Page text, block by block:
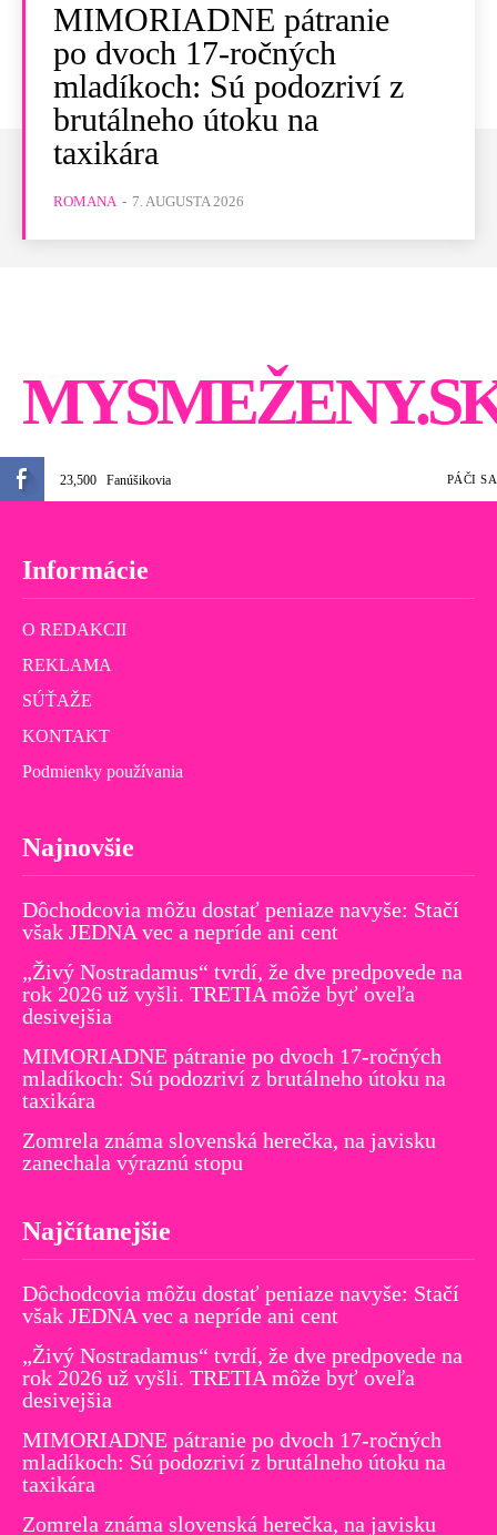
MIMORIADNE pátranie
po dvoch 17-ročných
mladíkoch: Sú podozriví z
brutálneho útoku na
taxikára
ROMANA - 7. AUGUSTA 2026
23,500 Fanúšikovia PÁČI SA
Informácie
O REDAKCII
REKLAMA
SÚŤAŽE
KONTAKT
Podmienky používania
Najnovšie
Dôchodcovia môžu dostať peniaze navyše: Stačí
však JEDNA vec a nepríde ani cent
„Živý Nostradamus“ tvrdí, že dve predpovede na
rok 2026 už vyšli. TRETIA môže byť oveľa
desivejšia
MIMORIADNE pátranie po dvoch 17-ročných
mladíkoch: Sú podozriví z brutálneho útoku na
taxikára
Zomrela známa slovenská herečka, na javisku
zanechala výraznú stopu
Najčítanejšie
Dôchodcovia môžu dostať peniaze navyše: Stačí
však JEDNA vec a nepríde ani cent
„Živý Nostradamus“ tvrdí, že dve predpovede na
rok 2026 už vyšli. TRETIA môže byť oveľa
desivejšia
MIMORIADNE pátranie po dvoch 17-ročných
mladíkoch: Sú podozriví z brutálneho útoku na
taxikára
Zomrela známa slovenská herečka, na javisku